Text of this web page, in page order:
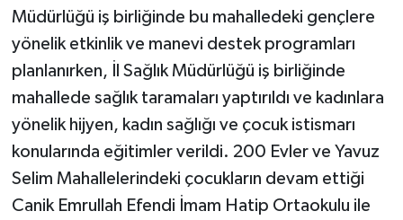
Müdürlüğü iş birliğinde bu mahalledeki gençlere
yönelik etkinlik ve manevi destek programları
planlanırken, İl Sağlık Müdürlüğü iş birliğinde
mahallede sağlık taramaları yaptırıldı ve kadınlara
yönelik hijyen, kadın sağlığı ve çocuk istismarı
konularında eğitimler verildi. 200 Evler ve Yavuz
Selim Mahallelerindeki çocukların devam ettiği
Canik Emrullah Efendi İmam Hatip Ortaokulu ile